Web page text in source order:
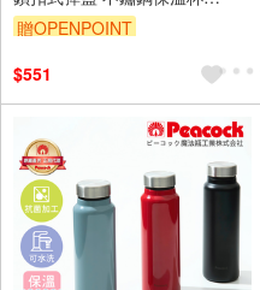
350ML(直飲口設計)-任選色
贈OPENPOINT
$551